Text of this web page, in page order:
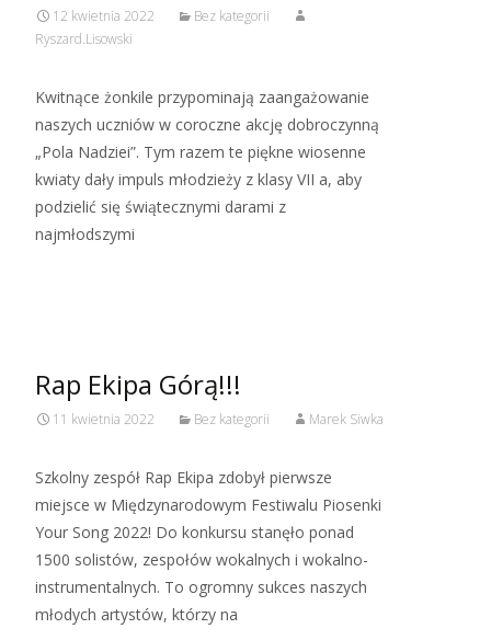
12 kwietnia 2022
Bez kategorii
Ryszard.Lisowski
Kwitnące żonkile przypominają zaangażowanie
naszych uczniów w coroczne akcję dobroczynną
„Pola Nadziei”. Tym razem te piękne wiosenne
kwiaty dały impuls młodzieży z klasy VII a, aby
podzielić się świątecznymi darami z
najmłodszymi
Rap Ekipa Górą!!!
11 kwietnia 2022 Bez kategorii Marek Siwka
Szkolny zespół Rap Ekipa zdobył pierwsze
miejsce w Międzynarodowym Festiwalu Piosenki
Your Song 2022! Do konkursu stanęło ponad
1500 solistów, zespołów wokalnych i wokalno-
instrumentalnych. To ogromny sukces naszych
młodych artystów, którzy na